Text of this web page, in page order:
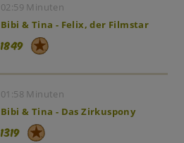
02:59 Minuten
Bibi & Tina - Felix, der Filmstar
1849
01:58 Minuten
Bibi & Tina - Das Zirkuspony
1319